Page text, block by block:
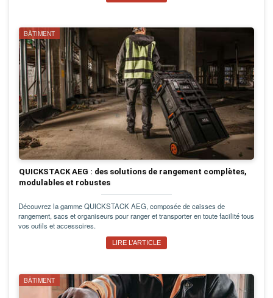
BÂTIMENT
QUICKSTACK AEG : des solutions de rangement complètes,
modulables et robustes
Découvrez la gamme QUICKSTACK AEG, composée de caisses de
rangement, sacs et organiseurs pour ranger et transporter en toute facilité tous
vos outils et accessoires.
LIRE L’ARTICLE
BÂTIMENT